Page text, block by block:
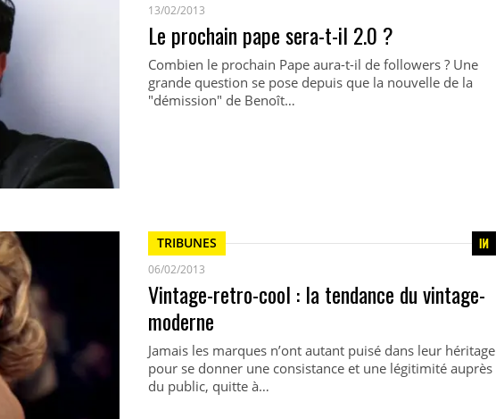
13/02/2013
Le prochain pape sera-t-il 2.0 ?
Combien le prochain Pape aura-t-il de followers ? Une
grande question se pose depuis que la nouvelle de la
"démission" de Benoît…
TRIBUNES
06/02/2013
Vintage-retro-cool : la tendance du vintage-
moderne
Jamais les marques n’ont autant puisé dans leur héritage
pour se donner une consistance et une légitimité auprès
du public, quitte à…